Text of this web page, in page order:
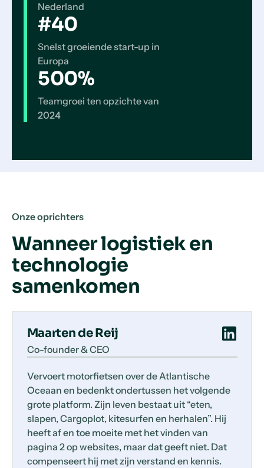
Nederland
#40
Snelst groeiende start-up in
Europa
500%
Teamgroei ten opzichte van
2024
Onze oprichters
Wanneer logistiek en
technologie
samenkomen
Maarten de Reij
Co-founder & CEO
Vervoert motorfietsen over de Atlantische
Oceaan en bedenkt ondertussen het volgende
grote platform. Zijn leven bestaat uit “eten,
slapen, Cargoplot, kitesurfen en herhalen”. Hij
heeft af en toe moeite met het vinden van
pagina 2 op websites, maar dat geeft niet. Dat
compenseert hij met zijn verstand en kennis.